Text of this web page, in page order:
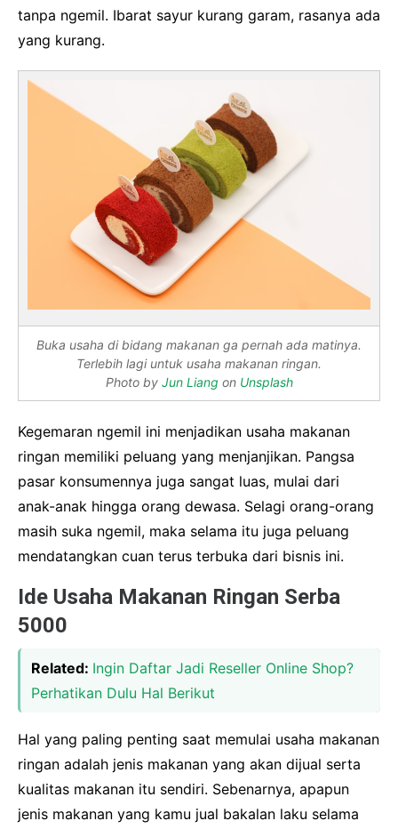
tanpa ngemil. Ibarat sayur kurang garam, rasanya ada
yang kurang.
Buka usaha di bidang makanan ga pernah ada matinya.
Terlebih lagi untuk usaha makanan ringan.
Photo by Jun Liang on Unsplash
Kegemaran ngemil ini menjadikan usaha makanan
ringan memiliki peluang yang menjanjikan. Pangsa
pasar konsumennya juga sangat luas, mulai dari
anak-anak hingga orang dewasa. Selagi orang-orang
masih suka ngemil, maka selama itu juga peluang
mendatangkan cuan terus terbuka dari bisnis ini.
Ide Usaha Makanan Ringan Serba
5000
Related: Ingin Daftar Jadi Reseller Online Shop?
Perhatikan Dulu Hal Berikut
Hal yang paling penting saat memulai usaha makanan
ringan adalah jenis makanan yang akan dijual serta
kualitas makanan itu sendiri. Sebenarnya, apapun
jenis makanan yang kamu jual bakalan laku selama